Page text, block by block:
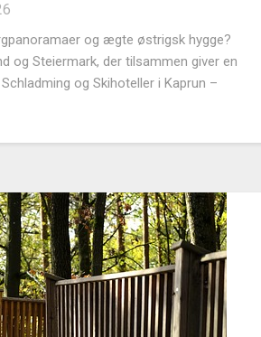
og ægte østrigsk hygge?
og Steiermark, der tilsammen giver en
og Skihoteller i Kaprun –